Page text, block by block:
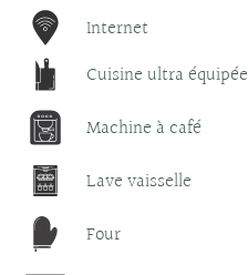
Internet
Cuisine ultra équipée
Machine à café
Lave vaisselle
Four